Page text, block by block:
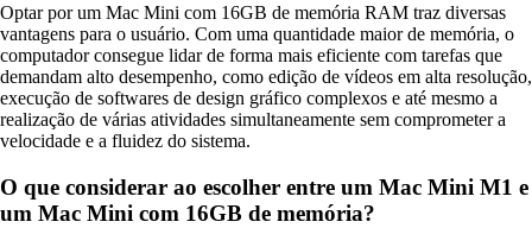
Optar por um Mac Mini com 16GB de memória RAM traz diversas
vantagens para o usuário. Com uma quantidade maior de memória, o
computador consegue lidar de forma mais eficiente com tarefas que
demandam alto desempenho, como edição de vídeos em alta resolução,
execução de softwares de design gráfico complexos e até mesmo a
realização de várias atividades simultaneamente sem comprometer a
velocidade e a fluidez do sistema.
O que considerar ao escolher entre um Mac Mini M1 e
um Mac Mini com 16GB de memória?